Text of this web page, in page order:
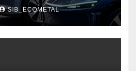
2026 года
SIB_ECOMETAL